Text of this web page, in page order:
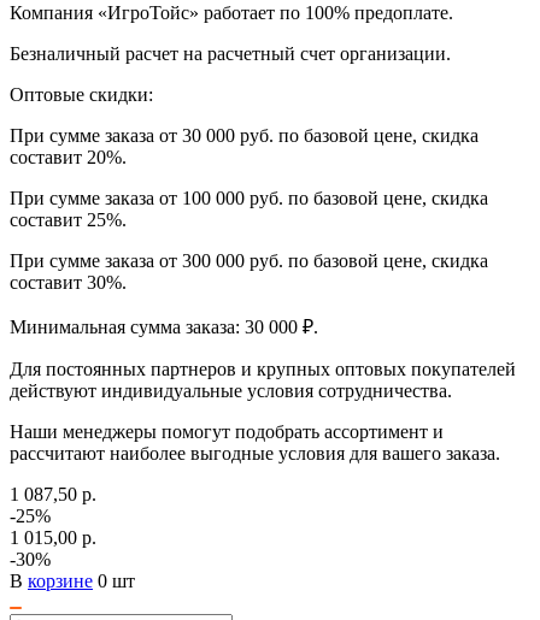
Компания «ИгроТойс» работает по 100% предоплате.
Безналичный расчет на расчетный счет организации.
Оптовые скидки:
При сумме заказа от 30 000 руб. по базовой цене, скидка
составит 20%.
При сумме заказа от 100 000 руб. по базовой цене, скидка
составит 25%.
При сумме заказа от 300 000 руб. по базовой цене, скидка
составит 30%.
Минимальная сумма заказа: 30 000 ₽.
Для постоянных партнеров и крупных оптовых покупателей
действуют индивидуальные условия сотрудничества.
Наши менеджеры помогут подобрать ассортимент и
рассчитают наиболее выгодные условия для вашего заказа.
1 087,50 р.
-25%
1 015,00 р.
-30%
В корзине 0 шт